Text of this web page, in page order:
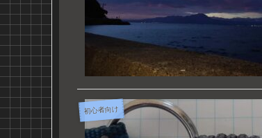
初心者向け